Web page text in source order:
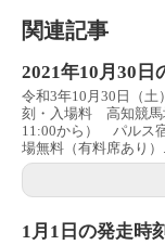
関連記事
2021年10月30日
令和3年10月30日（土
刻・入場料 高知競
11:00から） パル
場無料（有料席あり）...
1月1日の発走時